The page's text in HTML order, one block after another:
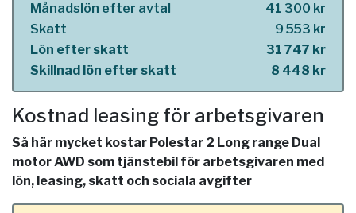
Månadslön efter avtal
41 300 kr
Skatt
9 553 kr
Lön efter skatt
31 747 kr
Skillnad lön efter skatt
8 448 kr
Kostnad leasing för arbetsgivaren
Så här mycket kostar Polestar 2 Long range Dual
motor AWD som tjänstebil för arbetsgivaren med
lön, leasing, skatt och sociala avgifter